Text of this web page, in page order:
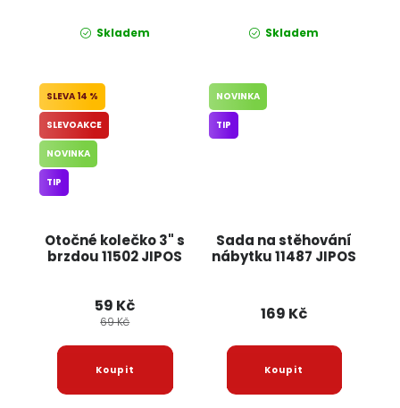
Skladem Skladem
Otočné kolečko 3" s
brzdou 11502 JIPOS
14 %
SLEVOAKCE
NOVINKA
TIP
59 Kč
69 Kč
Sada na stěhování
nábytku 11487 JIPOS
NOVINKA
TIP
169 Kč